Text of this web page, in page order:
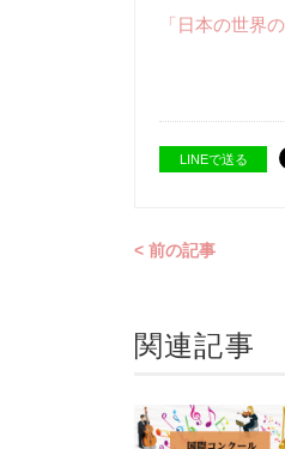
「日本の世界
LINEで送る
< 前の記事
関連記事